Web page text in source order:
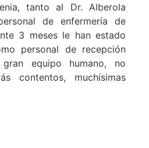
tanto al Dr. Alberola
de enfermería de
3 meses le han estado
personal de recepción
equipo humano, no
contentos, muchísimas